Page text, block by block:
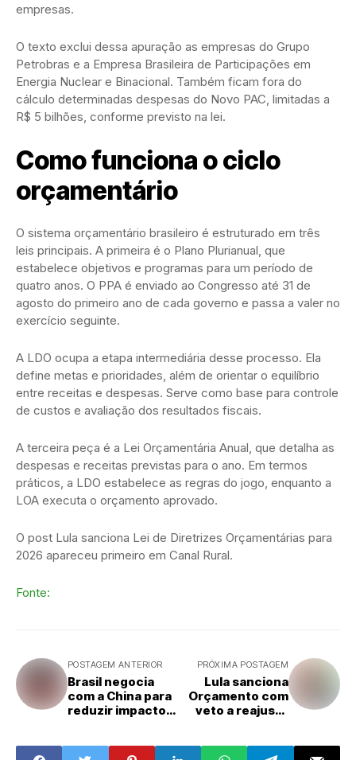
empresas.
O texto exclui dessa apuração as empresas do Grupo
Petrobras e a Empresa Brasileira de Participações em
Energia Nuclear e Binacional. Também ficam fora do
cálculo determinadas despesas do Novo PAC, limitadas a
R$ 5 bilhões, conforme previsto na lei.
Como funciona o ciclo
orçamentário
O sistema orçamentário brasileiro é estruturado em três
leis principais. A primeira é o Plano Plurianual, que
estabelece objetivos e programas para um período de
quatro anos. O PPA é enviado ao Congresso até 31 de
agosto do primeiro ano de cada governo e passa a valer no
exercício seguinte.
A LDO ocupa a etapa intermediária desse processo. Ela
define metas e prioridades, além de orientar o equilíbrio
entre receitas e despesas. Serve como base para controle
de custos e avaliação dos resultados fiscais.
A terceira peça é a Lei Orçamentária Anual, que detalha as
despesas e receitas previstas para o ano. Em termos
práticos, a LDO estabelece as regras do jogo, enquanto a
LOA executa o orçamento aprovado.
O post Lula sanciona Lei de Diretrizes Orçamentárias para
2026 apareceu primeiro em Canal Rural.
Fonte:
POSTAGEM ANTERIOR
Brasil negocia
com a China para
reduzir impacto
bovina
PRÓXIMA POSTAGEM
Lula sanciona
Orçamento com
veto a reajuste